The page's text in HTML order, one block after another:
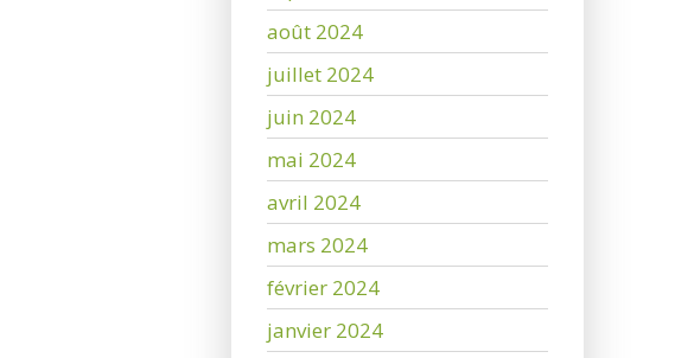
août 2024
juillet 2024
juin 2024
mai 2024
avril 2024
mars 2024
février 2024
janvier 2024